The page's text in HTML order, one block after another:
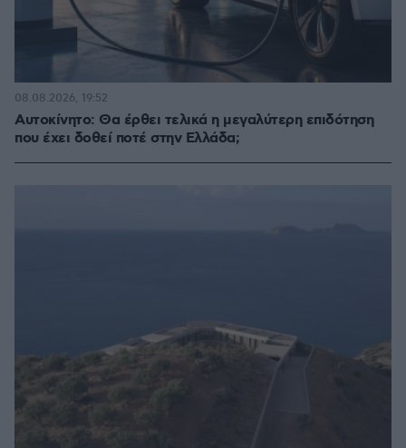
Αυτοκίνητο: Θα έρθει τελικά η μεγαλύτερη επιδότηση
που έχει δοθεί ποτέ στην Ελλάδα;
08.08.2026, 19:52